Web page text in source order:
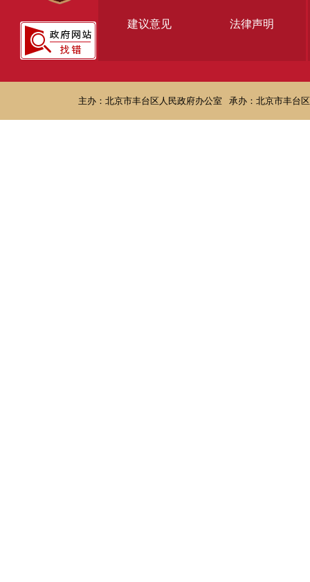
建议意见 法律声明
主办：北京市丰台区人民政府办公室 承办：北京市丰台